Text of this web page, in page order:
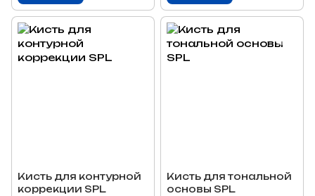
Кисть для контурной
коррекции SPL
Кисть для тональной
основы SPL